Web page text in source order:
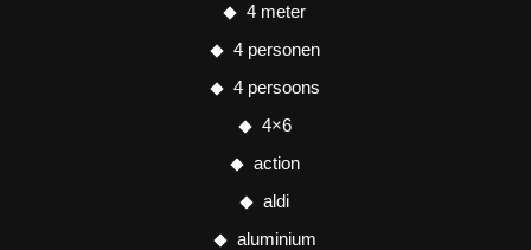
4 meter
4 personen
4 persoons
4×6
action
aldi
aluminium